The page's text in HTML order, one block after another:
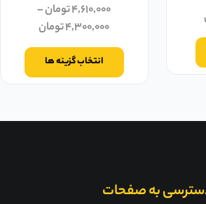
۴,۶۱۰,۰۰۰تومان–
۴,۳۰۰,۰۰۰تومان
انتخاب گزینه ها
به صفحات